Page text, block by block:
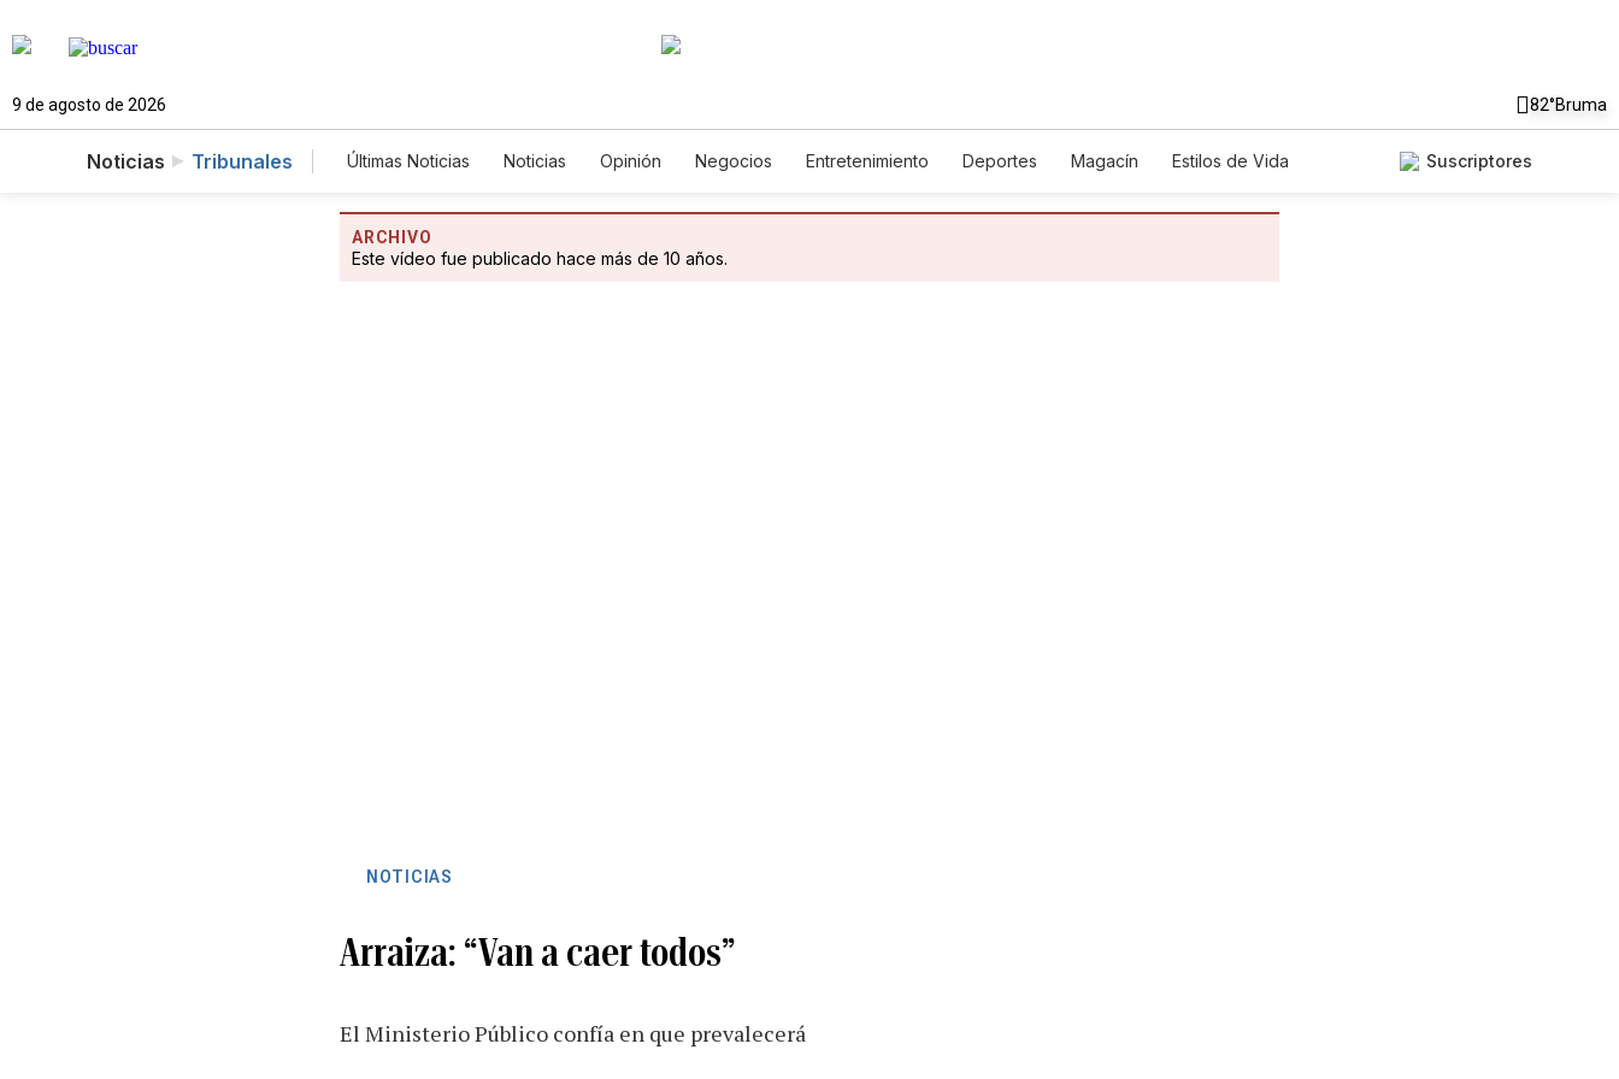
9 de agosto de 2026 82°Bruma
Noticias Tribunales Últimas Noticias Noticias Opinión Negocios Entretenimiento Deportes Magacín
Estilos de Vida
Suscriptores
ARCHIVO
Este vídeo fue publicado hace más de 10 años.
NOTICIAS
Arraiza: “Van a caer todos”
El Ministerio Público confía en que prevalecerá